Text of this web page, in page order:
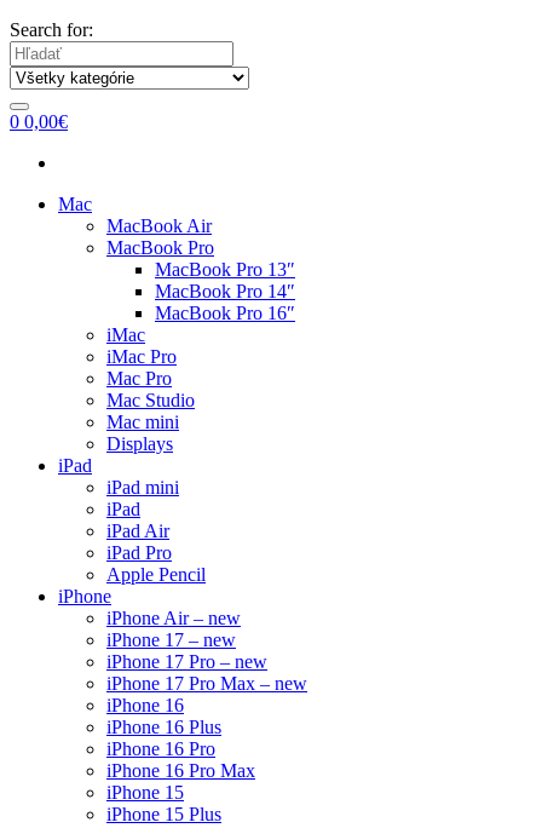
Search for:
0 0,00€
Mac
MacBook Air
MacBook Pro
MacBook Pro 13″
MacBook Pro 14″
MacBook Pro 16″
iMac
iMac Pro
Mac Pro
Mac Studio
Mac mini
Displays
iPad
iPad mini
iPad
iPad Air
iPad Pro
Apple Pencil
iPhone
iPhone Air – new
iPhone 17 – new
iPhone 17 Pro – new
iPhone 17 Pro Max – new
iPhone 16
iPhone 16 Plus
iPhone 16 Pro
iPhone 16 Pro Max
iPhone 15
iPhone 15 Plus